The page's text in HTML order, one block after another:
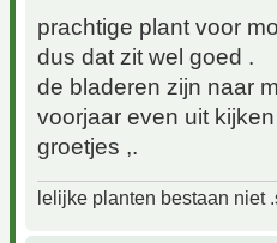
prachtige plant voor
dus dat zit wel goed .
de bladeren zijn naar
voorjaar even uit
groetjes ,.
lelijke planten bestaan niet